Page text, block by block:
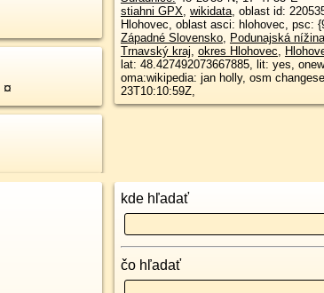
¤
stiahni GPX, wikidata, oblast id: 2205354, dlzka: 224, oblast name:
Hlohovec, oblast asci: hlohovec, psc:
Západné Slovensko, Podunajská nížina
Trnavský kraj, okres Hlohovec,
lat: 48.427492073667885, lit: yes,
oma:wikipedia: jan holly, osm
23T10:10:59Z,
kde hľadať
čo hľadať